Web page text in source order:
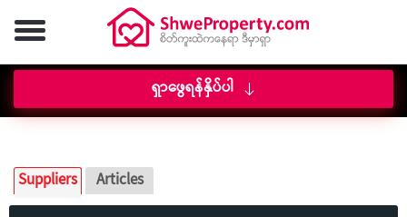
ရှာဖွေရန်နှိပ်ပါ
Suppliers Articles